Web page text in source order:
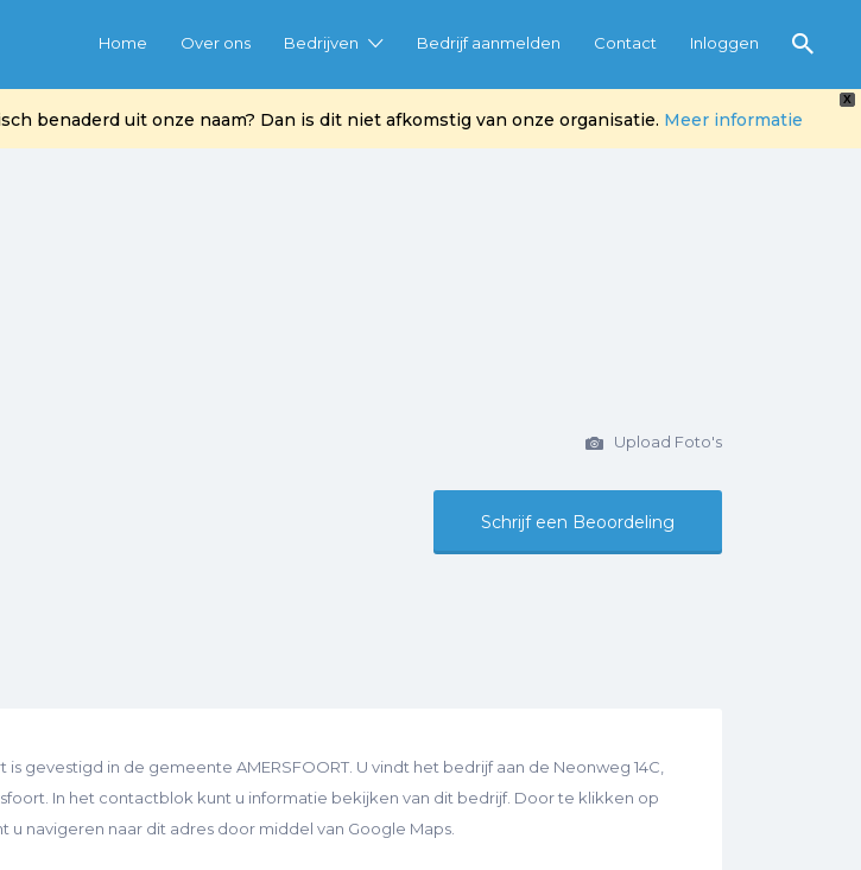
X
benaderd uit onze naam? Dan is dit niet afkomstig van onze organisatie. Meer informatie
Home Over ons Bedrijven Bedrijf aanmelden Contact Inloggen
Upload Foto's
Schrijf een Beoordeling
is gevestigd in de gemeente AMERSFOORT. U vindt het bedrijf aan de Neonweg 14C,
In het contactblok kunt u informatie bekijken van dit bedrijf. Door te klikken op
u navigeren naar dit adres door middel van Google Maps.